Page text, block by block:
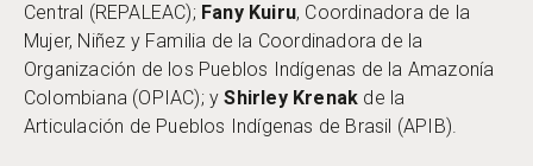
Central (REPALEAC); Fany Kuiru, Coordinadora de la
Mujer, Niñez y Familia de la Coordinadora de la
Organización de los Pueblos Indígenas de la Amazonía
Colombiana (OPIAC); yShirley Krenak de la
Articulación de Pueblos Indígenas de Brasil (APIB).